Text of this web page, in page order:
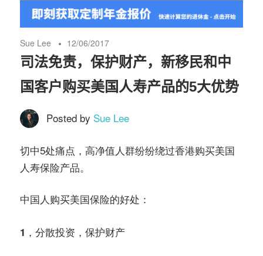
人
寿
保
险
指
南
国
保
理
财
服
社
区
Sue Lee 12/06/2017
司法免责，保护财产，新移民和中
国客户购买美国人寿产品的5大优势
Posted by Sue Lee
切中5处痛点，高净值人群纷纷绕过香港购买美国
人寿保险产品。
中国人购买美国保险的好处：
1，分散投资，保护财产